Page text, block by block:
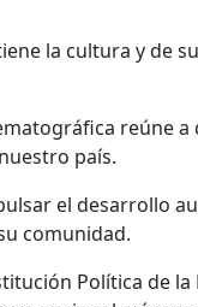
la cultura y de
reúne
país.
el desarrollo
comunidad.
Política de